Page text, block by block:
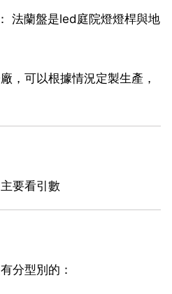
法蘭盤是led庭院燈燈桿與地
，可以根據情況定製生產，
要看引數
分型別的：